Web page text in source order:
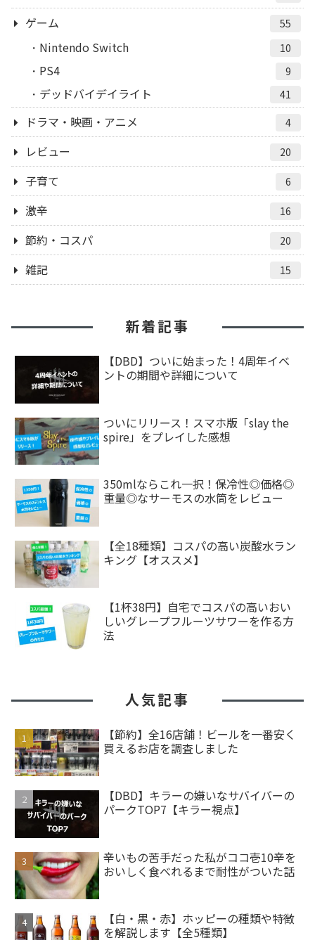
ゲーム 55
Nintendo Switch 10
PS4 9
デッドバイデイライト 41
ドラマ・映画・アニメ 4
レビュー 20
子育て 6
激辛 16
節約・コスパ 20
雑記 15
新着記事
【DBD】ついに始まった！4周年イベ
ントの期間や詳細について
ついにリリース！スマホ版「slay the
spire」をプレイした感想
350mlならこれ一択！保冷性◎価格◎
重量◎なサーモスの水筒をレビュー
【全18種類】コスパの高い炭酸水ラン
キング【オススメ】
【1杯38円】自宅でコスパの高いおい
しいグレープフルーツサワーを作る方
法
人気記事
【節約】全16店舗！ビールを一番安く
買えるお店を調査しました
【DBD】キラーの嫌いなサバイバーの
パークTOP7【キラー視点】
辛いもの苦手だった私がココ壱10辛を
おいしく食べれるまで耐性がついた話
【白・黒・赤】ホッピーの種類や特徴
を解説します【全5種類】